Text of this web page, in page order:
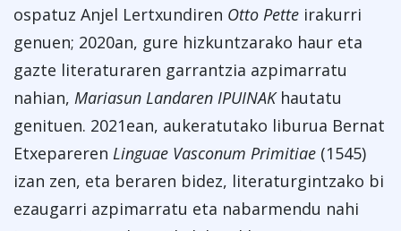
ospatuz Anjel Lertxundiren Otto Pette irakurri
genuen; 2020an, gure hizkuntzarako haur eta
gazte literaturaren garrantzia azpimarratu
nahian, Mariasun Landaren IPUINAK hautatu
genituen. 2021ean, aukeratutako liburua Bernat
Etxepareren Linguae Vasconum Primitiae (1545)
izan zen, eta beraren bidez, literaturgintzako bi
ezaugarri azpimarratu eta nabarmendu nahi